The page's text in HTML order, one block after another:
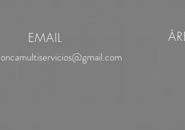
EMAIL